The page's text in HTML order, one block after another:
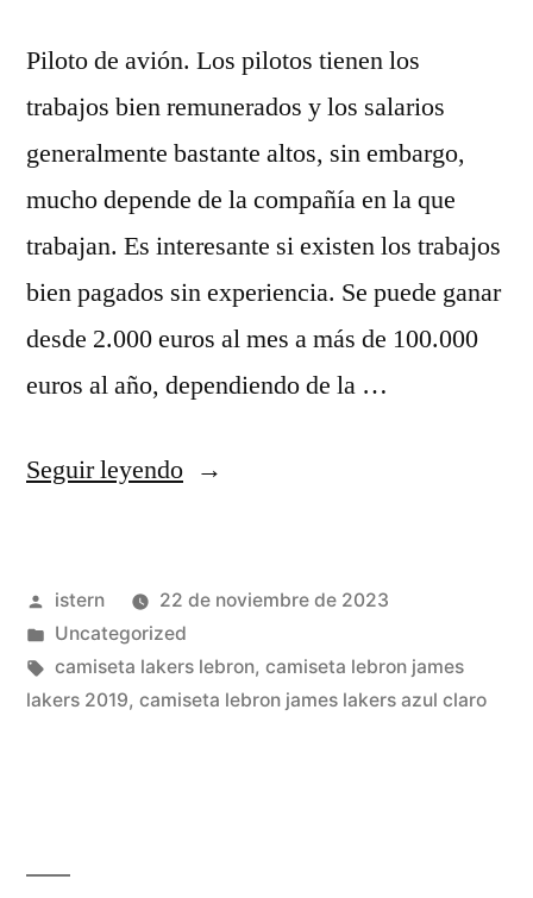
Piloto de avión. Los pilotos tienen los
trabajos bien remunerados y los salarios
generalmente bastante altos, sin embargo,
mucho depende de la compañía en la que
trabajan. Es interesante si existen los trabajos
bien pagados sin experiencia. Se puede ganar
desde 2.000 euros al mes a más de 100.000
euros al año, dependiendo de la …
Seguir leyendo«Camisetas
Publicado
por
istern
22 de noviembre de 2023
Publicado
en
Uncategorized
Etiquetas:
camiseta lakers lebron, camiseta lebron james
lakers 2019, camiseta lebron james lakers azul claro